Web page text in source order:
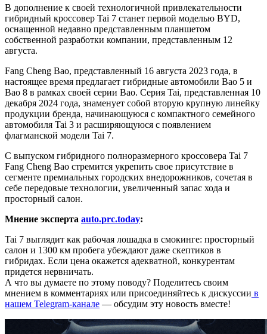
В дополнение к своей технологичной привлекательности
гибридный кроссовер Tai 7 станет первой моделью BYD,
оснащенной недавно представленным планшетом
собственной разработки компании, представленным 12
августа.
Fang Cheng Bao, представленный 16 августа 2023 года, в
настоящее время предлагает гибридные автомобили Bao 5 и
Bao 8 в рамках своей серии Bao. Серия Tai, представленная 10
декабря 2024 года, знаменует собой вторую крупную линейку
продукции бренда, начинающуюся с компактного семейного
автомобиля Tai 3 и расширяющуюся с появлением
флагманской модели Tai 7.
С выпуском гибридного полноразмерного кроссовера Tai 7
Fang Cheng Bao стремится укрепить свое присутствие в
сегменте премиальных городских внедорожников, сочетая в
себе передовые технологии, увеличенный запас хода и
просторный салон.
Мнение эксперта auto.prc.today:
Tai 7 выглядит как рабочая лошадка в смокинге: просторный
салон и 1300 км пробега убеждают даже скептиков в
гибридах. Если цена окажется адекватной, конкурентам
придется нервничать.
А что вы думаете по этому поводу? Поделитесь своим
мнением в комментариях или присоединяйтесь к дискуссии в
нашем Telegram-канале — обсудим эту новость вместе!